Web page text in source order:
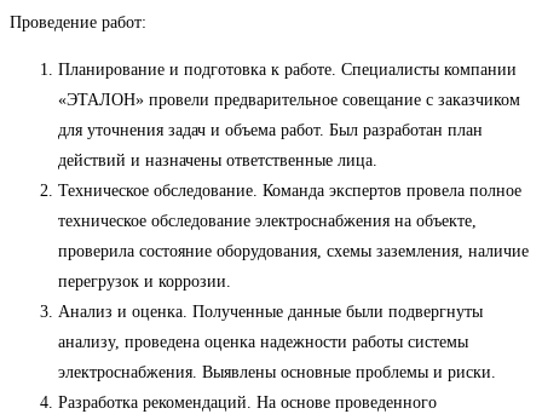
Проведение работ:
Планирование и подготовка к работе. Специалисты компании
«ЭТАЛОН» провели предварительное совещание с заказчиком
для уточнения задач и объема работ. Был разработан план
действий и назначены ответственные лица.
Техническое обследование. Команда экспертов провела полное
техническое обследование электроснабжения на объекте,
проверила состояние оборудования, схемы заземления, наличие
перегрузок и коррозии.
Анализ и оценка. Полученные данные были подвергнуты
анализу, проведена оценка надежности работы системы
электроснабжения. Выявлены основные проблемы и риски.
Разработка рекомендаций. На основе проведенного